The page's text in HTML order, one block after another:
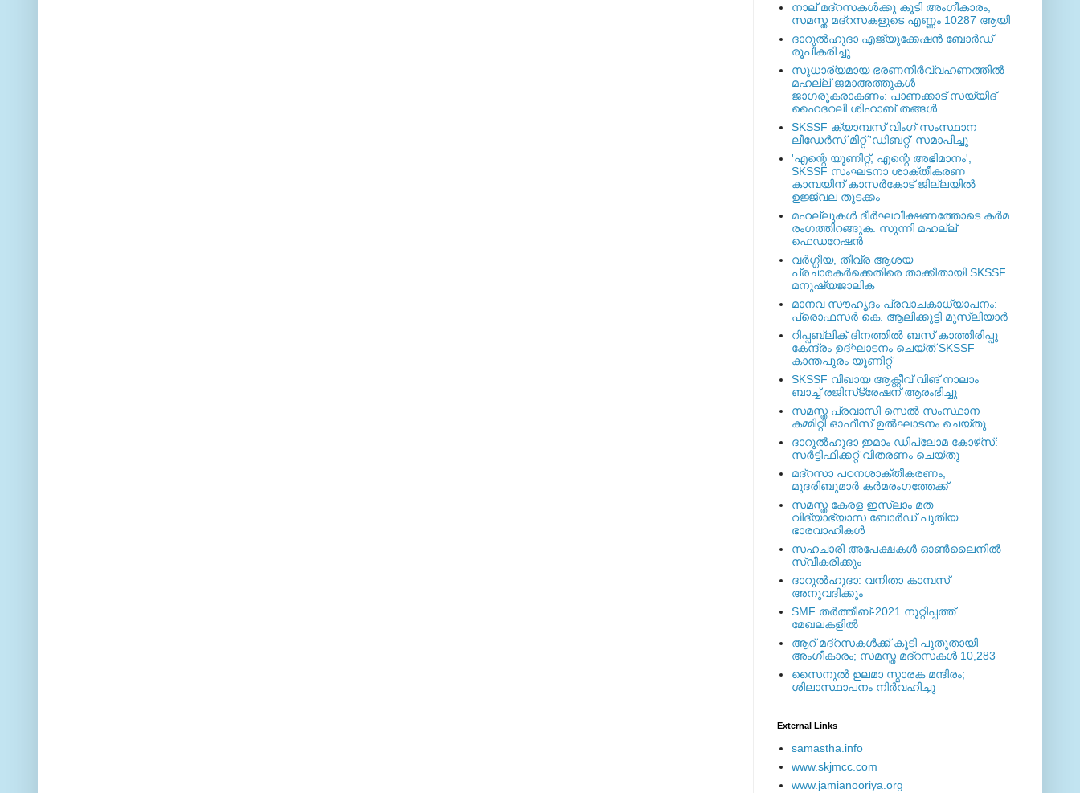
നാല് മദ്‌റസകള്‍ക്കു കൂടി അംഗീകാരം;
സമസ്ത മദ്‌റസകളുടെ എണ്ണം 10287 ആയി
ദാറുല്‍ഹുദാ എജ്യുക്കേഷന്‍ ബോര്‍ഡ്
രൂപീകരിച്ചു
സുധാര്യമായ ഭരണനിര്‍വ്വഹണത്തില്‍
മഹല്ല് ജമാഅത്തുകള്‍
ജാഗരൂകരാകണം: പാണക്കാട് സയ്യിദ്
ഹൈദറലി ശിഹാബ് തങ്ങള്‍
SKSSF ക്യാമ്പസ് വിംഗ് സംസ്ഥാന
ലീഡേർസ് മീറ്റ് 'ഡിബറ്റ്' സമാപിച്ചു
'എന്റെ യൂണിറ്റ്, എന്റെ അഭിമാനം';
SKSSF സംഘടനാ ശാക്തീകരണ
കാമ്പയിന് കാസര്‍കോട് ജില്ലയില്‍
ഉജ്ജ്വല തുടക്കം
മഹല്ലുകള്‍ ദീര്‍ഘവീക്ഷണത്തോടെ കര്‍മ
രംഗത്തിറങ്ങുക: സുന്നി മഹല്ല്
ഫെഡറേഷന്‍
വര്‍ഗ്ഗീയ, തീവ്ര ആശയ
പ്രചാരകര്‍ക്കെതിരെ താക്കീതായി SKSSF
മനുഷ്യജാലിക
മാനവ സൗഹൃദം പ്രവാചകാധ്യാപനം:
പ്രൊഫസർ കെ. ആലിക്കുട്ടി മുസ്ലിയാർ
റിപ്പബ്ലിക് ദിനത്തില്‍ ബസ് കാത്തിരിപ്പു
കേന്ദ്രം ഉദ്ഘാടനം ചെയ്ത്‌ SKSSF
കാന്തപുരം യൂണിറ്റ്
SKSSF വിഖായ ആക്റ്റീവ് വിങ് നാലാം
ബാച്ച് രജിസ്‌ട്രേഷന് ആരംഭിച്ചു
സമസ്ത പ്രവാസി സെല്‍ സംസ്ഥാന
കമ്മിറ്റി ഓഫീസ് ഉല്‍ഘാടനം ചെയ്തു
ദാറുല്‍ഹുദാ ഇമാം ഡിപ്ലോമ കോഴ്‌സ്:
സര്‍ട്ടിഫിക്കറ്റ് വിതരണം ചെയ്തു
മദ്‌റസാ പഠനശാക്തീകരണം;
മുദരിബുമാര്‍ കര്‍മരംഗത്തേക്ക്
സമസ്ത കേരള ഇസ്ലാം മത
വിദ്യാഭ്യാസ ബോര്‍ഡ് പുതിയ
ഭാരവാഹികള്‍
സഹചാരി അപേക്ഷകൾ ഓൺലൈനിൽ
സ്വീകരിക്കും
ദാറുല്‍ഹുദാ: വനിതാ കാമ്പസ്
അനുവദിക്കും
SMF തര്‍ത്തീബ്-2021 നൂറ്റിപ്പത്ത്
മേഖലകളില്‍
ആറ് മദ്റസകള്‍ക്ക് കൂടി പുതുതായി
അംഗീകാരം; സമസ്ത മദ്റസകള്‍ 10,283
സൈനുല്‍ ഉലമാ സ്മാരക മന്ദിരം;
ശിലാസ്ഥാപനം നിര്‍വഹിച്ചു
External ‎Links
samastha.info
www.skjmcc.com
www.jamianooriya.org